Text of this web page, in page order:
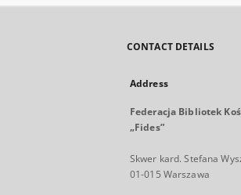
CONTACT DETAILS
Address
Federacja Bibliotek
„Fides”
Skwer kard. Stefana
01-015 Warszawa